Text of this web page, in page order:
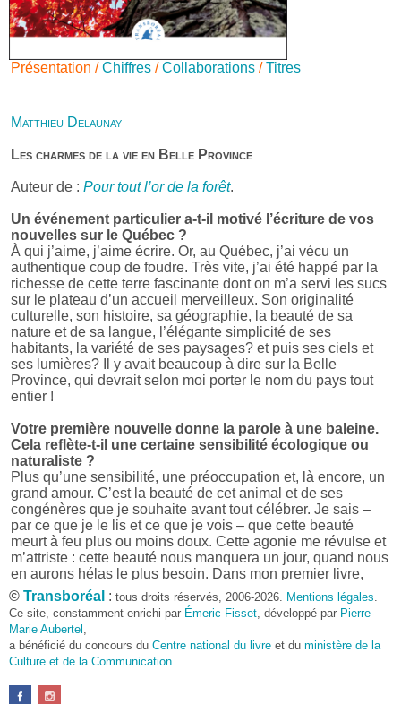
Présentation /Chiffres /Collaborations /Titres
Matthieu Delaunay
Les charmes de la vie en Belle Province
Auteur de : Pour tout l’or de la forêt.
Un événement particulier a-t-il motivé l’écriture de vos
nouvelles sur le Québec ?
À qui j’aime, j’aime écrire. Or, au Québec, j’ai vécu un
authentique coup de foudre. Très vite, j’ai été happé par la
richesse de cette terre fascinante dont on m’a servi les sucs
sur le plateau d’un accueil merveilleux. Son originalité
culturelle, son histoire, sa géographie, la beauté de sa
nature et de sa langue, l’élégante simplicité de ses
habitants, la variété de ses paysages? et puis ses ciels et
ses lumières? Il y avait beaucoup à dire sur la Belle
Province, qui devrait selon moi porter le nom du pays tout
entier !
Votre première nouvelle donne la parole à une baleine.
Cela reflète-t-il une certaine sensibilité écologique ou
naturaliste ?
Plus qu’une sensibilité, une préoccupation et, là encore, un
grand amour. C’est la beauté de cet animal et de ses
congénères que je souhaite avant tout célébrer. Je sais –
par ce que je le lis et ce que je vois – que cette beauté
meurt à feu plus ou moins doux. Cette agonie me révulse et
m’attriste : cette beauté nous manquera un jour, quand nous
en aurons hélas le plus besoin. Dans mon premier livre,
j’avais pris goût à me mettre dans la peau d’une bête. Outre
l’intérêt de l’exercice littéraire, il me semble que cela peut
être un bon moyen pour transmettre certains messages.
Pourquoi avoir choisi le format des nouvelles plutôt
qu’un autre ?
D’abord parce que j’aime (décidément!) en lire !
© Transboréal : tous droits réservés, 2006-2026. Mentions légales
Ce site, constamment enrichi par Émeric Fisset , développé par Pierre-
Marie Aubertel
a bénéficié du concours du Centre national du livre et du ministère de la
Culture et de la Communication